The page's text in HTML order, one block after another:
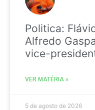
Politica:
Alfredo
vice-
VER MATÉRIA »
5 de agosto de 2026